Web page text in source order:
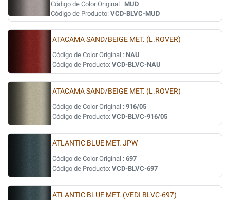
Código de Color Original : MUD
Código de Producto: VCD-BLVC-MUD
ATACAMA SAND/BEIGE MET. (L.ROVER)
Código de Color Original : NAU
Código de Producto: VCD-BLVC-NAU
ATACAMA SAND/BEIGE MET. (L.ROVER)
Código de Color Original : 916/05
Código de Producto: VCD-BLVC-916/05
ATLANTIC BLUE MET. JPW
Código de Color Original : 697
Código de Producto: VCD-BLVC-697
ATLANTIC BLUE MET. (VEDI BLVC-697)